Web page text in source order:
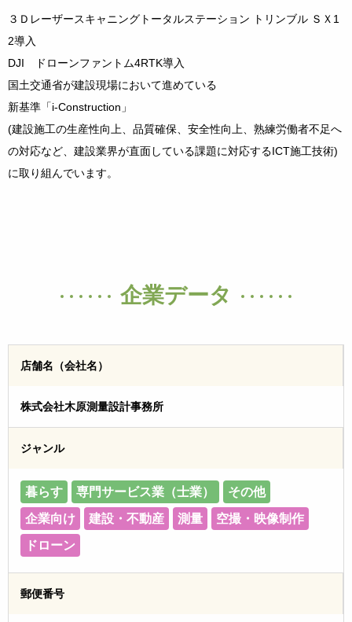
３Ｄレーザースキャニングトータルステーション トリンブル ＳＸ1
2導入
DJI ドローンファントム4RTK導入
国土交通省が建設現場において進めている
新基準「i-Construction」
(建設施工の生産性向上、品質確保、安全性向上、熟練労働者不足へ
の対応など、建設業界が直面している課題に対応するICT施工技術)
に取り組んでいます。
企業データ
店舗名（会社名）
株式会社木原測量設計事務所
ジャンル
暮らす 専門サービス業（士業）
その他
企業向け
建設・不動産 測量
空撮・映像制作
ドローン
郵便番号